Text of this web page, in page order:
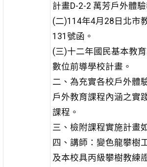
計畫D-2-2 萬芳戶外體
(二)114年4月28日北市
131號函。
(三)十二年國民基本教
數位前導學校計畫。
二、為充實各校戶外體
戶外教育課程內涵之實
課程。
三、檢附課程實施計畫
四、講師：變色龍攀樹
及本校具丙級攀樹教練